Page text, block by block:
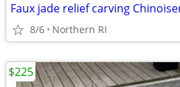
Faux jade relief carving
8/6 Northern RI
$225